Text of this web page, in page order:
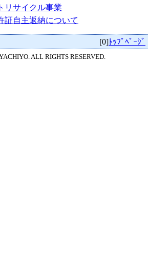
リサイクル事業
証自主返納について
[0]ﾄｯﾌﾟﾍﾟｰｼﾞ
ALL RIGHTS RESERVED.